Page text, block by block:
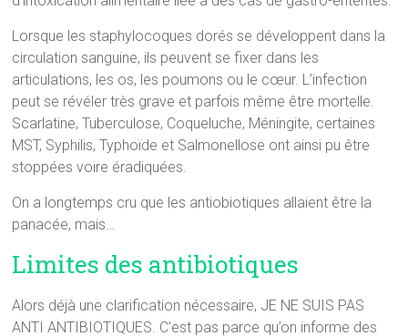
Lorsque les staphylocoques dorés se développent dans la
circulation sanguine, ils peuvent se fixer dans les
articulations, les os, les poumons ou le cœur. L’infection
peut se révéler très grave et parfois même être mortelle.
Scarlatine, Tuberculose, Coqueluche, Méningite, certaines
MST, Syphilis, Typhoïde et Salmonellose ont ainsi pu être
stoppées voire éradiquées.
On a longtemps cru que les antiobiotiques allaient être la
panacée, mais…
Limites des antibiotiques
Alors déjà une clarification nécessaire, JE NE SUIS PAS
ANTI ANTIBIOTIQUES. C’est pas parce qu’on informe des